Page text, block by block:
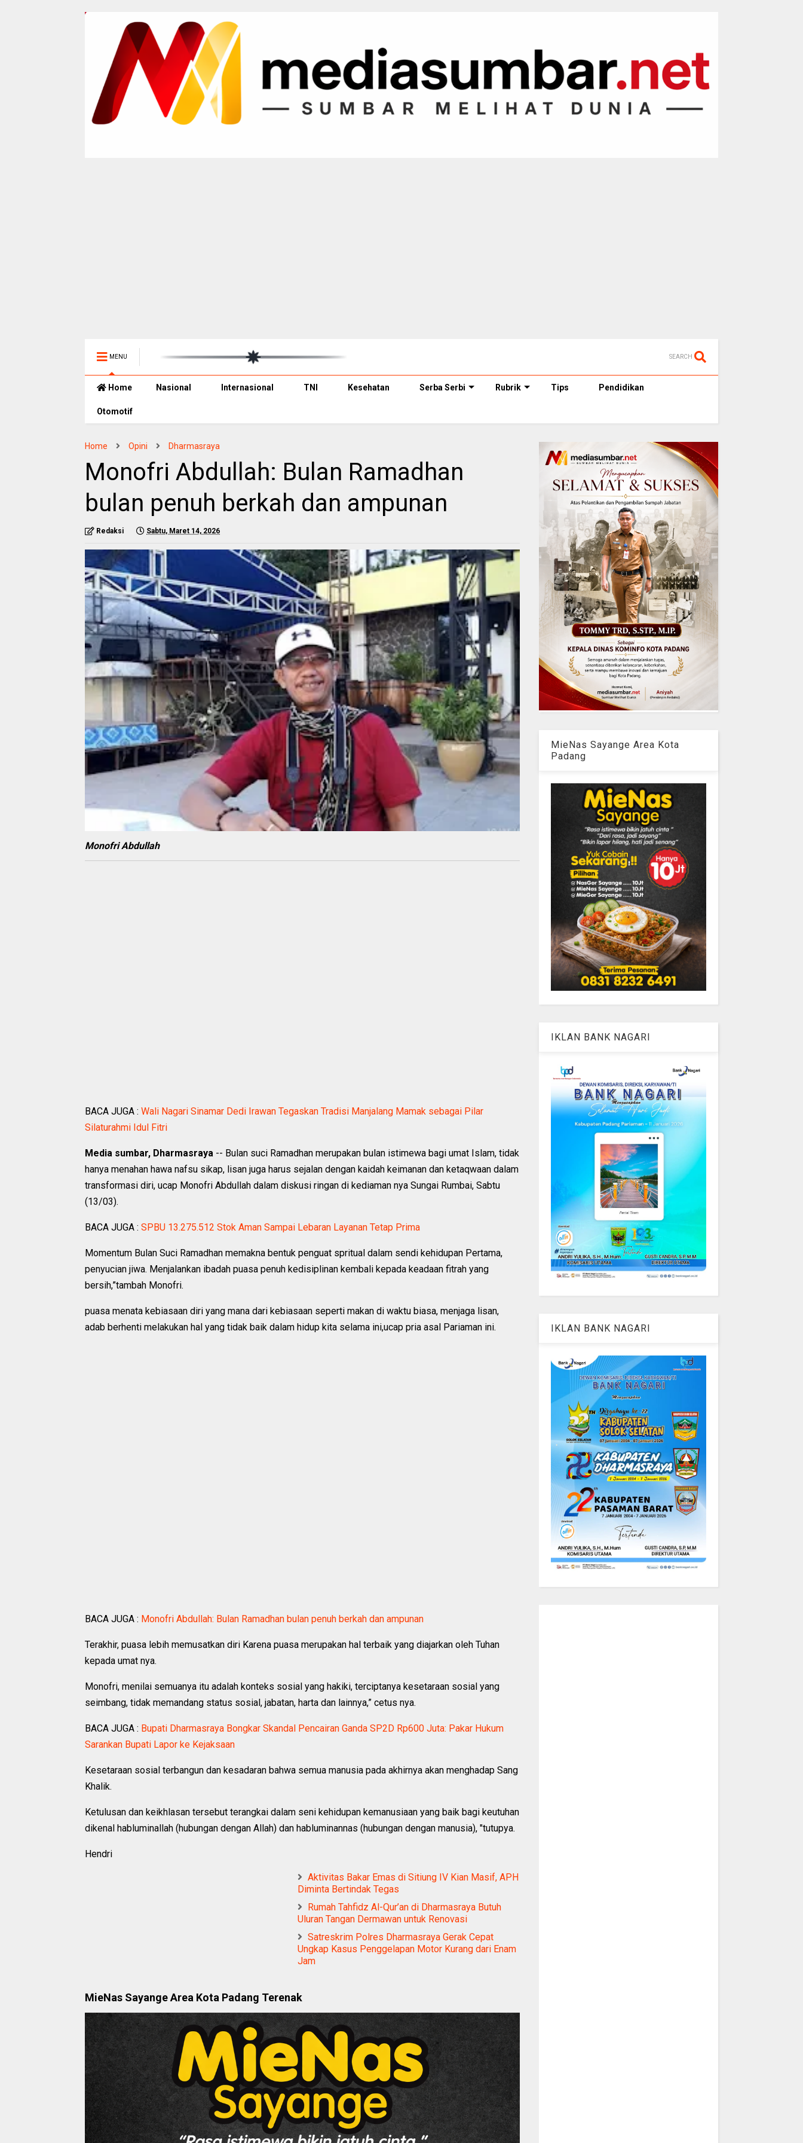
MENU SEARCH
Home Nasional Internasional TNI Kesehatan Serba Serbi Rubrik Tips Pendidikan
Otomotif
Home Opini Dharmasraya
Monofri Abdullah: Bulan Ramadhan
bulan penuh berkah dan ampunan
Redaksi Sabtu, Maret 14, 2026
Monofri Abdullah
BACA JUGA : Wali Nagari Sinamar Dedi Irawan Tegaskan Tradisi Manjalang Mamak sebagai Pilar
Silaturahmi Idul Fitri
Media sumbar, Dharmasraya -- Bulan suci Ramadhan merupakan bulan istimewa bagi umat Islam, tidak
hanya menahan hawa nafsu sikap, lisan juga harus sejalan dengan kaidah keimanan dan ketaqwaan dalam
transformasi diri, ucap Monofri Abdullah dalam diskusi ringan di kediaman nya Sungai Rumbai, Sabtu
(13/03).
BACA JUGA : SPBU 13.275.512 Stok Aman Sampai Lebaran Layanan Tetap Prima
Momentum Bulan Suci Ramadhan memakna bentuk penguat spritual dalam sendi kehidupan Pertama,
penyucian jiwa. Menjalankan ibadah puasa penuh kedisiplinan kembali kepada keadaan fitrah yang
bersih,”tambah Monofri.
puasa menata kebiasaan diri yang mana dari kebiasaan seperti makan di waktu biasa, menjaga lisan,
adab berhenti melakukan hal yang tidak baik dalam hidup kita selama ini,ucap pria asal Pariaman ini.
BACA JUGA : Monofri Abdullah: Bulan Ramadhan bulan penuh berkah dan ampunan
Terakhir, puasa lebih memusatkan diri Karena puasa merupakan hal terbaik yang diajarkan oleh Tuhan
kepada umat nya.
Monofri, menilai semuanya itu adalah konteks sosial yang hakiki, terciptanya kesetaraan sosial yang
seimbang, tidak memandang status sosial, jabatan, harta dan lainnya,” cetus nya.
BACA JUGA : Bupati Dharmasraya Bongkar Skandal Pencairan Ganda SP2D Rp600 Juta: Pakar Hukum
Sarankan Bupati Lapor ke Kejaksaan
Kesetaraan sosial terbangun dan kesadaran bahwa semua manusia pada akhirnya akan menghadap Sang
Khalik.
Ketulusan dan keikhlasan tersebut terangkai dalam seni kehidupan kemanusiaan yang baik bagi keutuhan
dikenal habluminallah (hubungan dengan Allah) dan habluminannas (hubungan dengan manusia), "tutupya.
Hendri
Aktivitas Bakar Emas di Sitiung IV Kian Masif, APH
Diminta Bertindak Tegas
Rumah Tahfidz Al-Qur’an di Dharmasraya Butuh
Uluran Tangan Dermawan untuk Renovasi
Satreskrim Polres Dharmasraya Gerak Cepat
Ungkap Kasus Penggelapan Motor Kurang dari Enam
Jam
MieNas Sayange Area Kota Padang Terenak
MieNas Sayange Area Kota
Padang
IKLAN BANK NAGARI
IKLAN BANK NAGARI